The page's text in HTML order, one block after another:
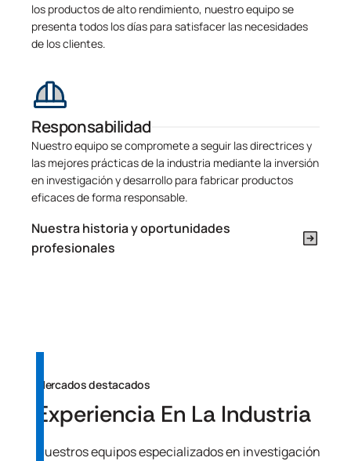
los productos de alto rendimiento, nuestro equipo se
presenta todos los días para satisfacer las necesidades
de los clientes.
Responsabilidad
Nuestro equipo se compromete a seguir las directrices y
las mejores prácticas de la industria mediante la inversión
en investigación y desarrollo para fabricar productos
eficaces de forma responsable.
Nuestra historia y oportunidades
profesionales
Mercados destacados
Experiencia En La Industria
Nuestros equipos especializados en investigación